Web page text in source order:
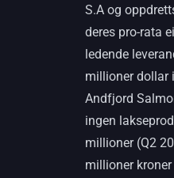
S.A og
deres pro-rata
ledende
millioner dollar
Andfjord
ingen
millioner (Q2
millioner